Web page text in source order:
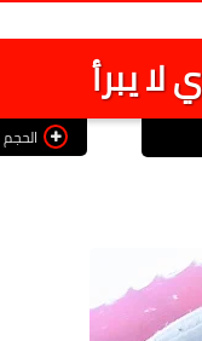
يبرأ
الحجم